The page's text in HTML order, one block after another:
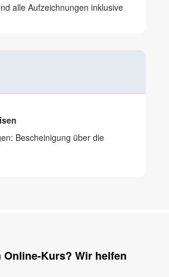
alle Aufzeichnungen inklusive
Bescheinigung über die
Online-Kurs? Wir helfen